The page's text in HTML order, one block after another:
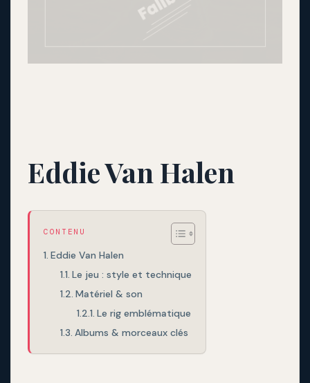
Eddie Van Halen
CONTENU
Eddie Van Halen
Le jeu : style et technique
Matériel & son
Le rig emblématique
Albums & morceaux clés